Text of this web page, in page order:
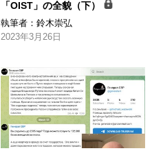
「OIST」の全貌（下）
執筆者：鈴木崇弘
2023年3月26日